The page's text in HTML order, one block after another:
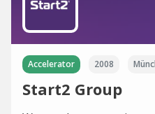
Accelerator 2008
Start2 Group